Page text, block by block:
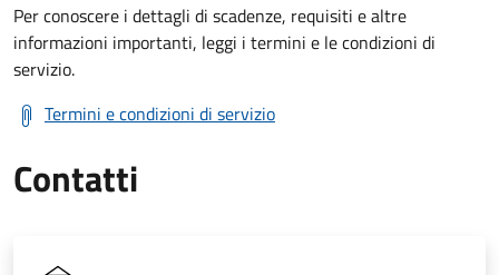
Per conoscere i dettagli di scadenze, requisiti e altre
informazioni importanti, leggi i termini e le condizioni di
servizio.
Termini e condizioni di servizio
Contatti